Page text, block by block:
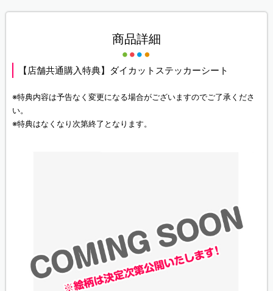
商品詳細
【店舗共通購入特典】ダイカットステッカーシート
※特典内容は予告なく変更になる場合がございますのでご了承くださ
い。
※特典はなくなり次第終了となります。